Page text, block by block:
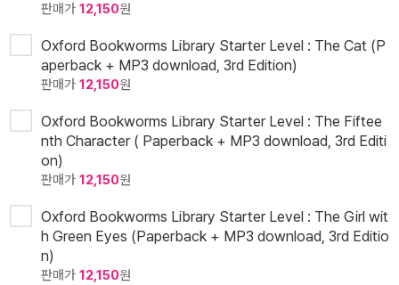
판매가 12,150원
Oxford Bookworms Library Starter Level : The Cat (P
aperback + MP3 download, 3rd Edition)
판매가 12,150원
Oxford Bookworms Library Starter Level : The Fiftee
nth Character ( Paperback + MP3 download, 3rd Editi
on)
판매가 12,150원
Oxford Bookworms Library Starter Level : The Girl wit
h Green Eyes (Paperback + MP3 download, 3rd Editio
n)
판매가 12,150원